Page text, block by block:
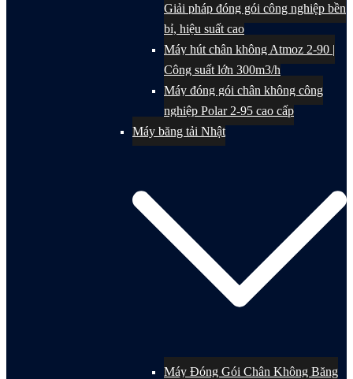
Giải pháp đóng gói công nghiệp bền
bỉ, hiệu suất cao
Máy hút chân không Atmoz 2-90 |
Công suất lớn 300m3/h
Máy đóng gói chân không công
nghiệp Polar 2-95 cao cấp
Máy băng tải Nhật
Máy Đóng Gói Chân Không Băng